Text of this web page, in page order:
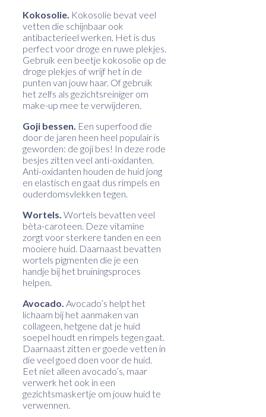
Kokosolie. Kokosolie bevat veel
vetten die schijnbaar ook
antibacterieel werken. Het is dus
perfect voor droge en ruwe plekjes.
Gebruik een beetje kokosolie op de
droge plekjes of wrijf het in de
punten van jouw haar. Of gebruik
het zelfs als gezichtsreiniger om
make-up mee te verwijderen.
Goji bessen. Een superfood die
door de jaren heen heel populair is
geworden: de goji bes! In deze rode
besjes zitten veel anti-oxidanten.
Anti-oxidanten houden de huid jong
en elastisch en gaat dus rimpels en
ouderdomsvlekken tegen.
Wortels. Wortels bevatten veel
bèta-caroteen. Deze vitamine
zorgt voor sterkere tanden en een
mooiere huid. Daarnaast bevatten
wortels pigmenten die je een
handje bij het bruiningsproces
helpen.
Avocado. Avocado’s helpt het
lichaam bij het aanmaken van
collageen, hetgene dat je huid
soepel houdt en rimpels tegen gaat.
Daarnaast zitten er goede vetten in
die veel goed doen voor de huid.
Eet niet alleen avocado’s, maar
verwerk het ook in een
gezichtsmaskertje om jouw huid te
verwennen.